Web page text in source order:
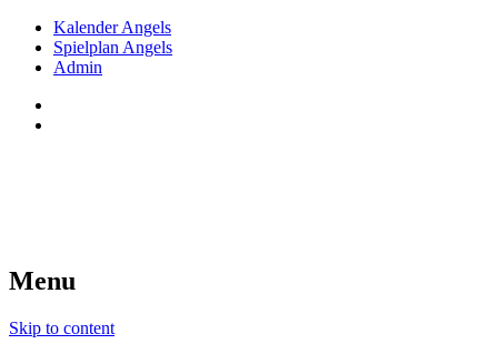
Kalender Angels
Spielplan Angels
Admin
Menu
Skip to content